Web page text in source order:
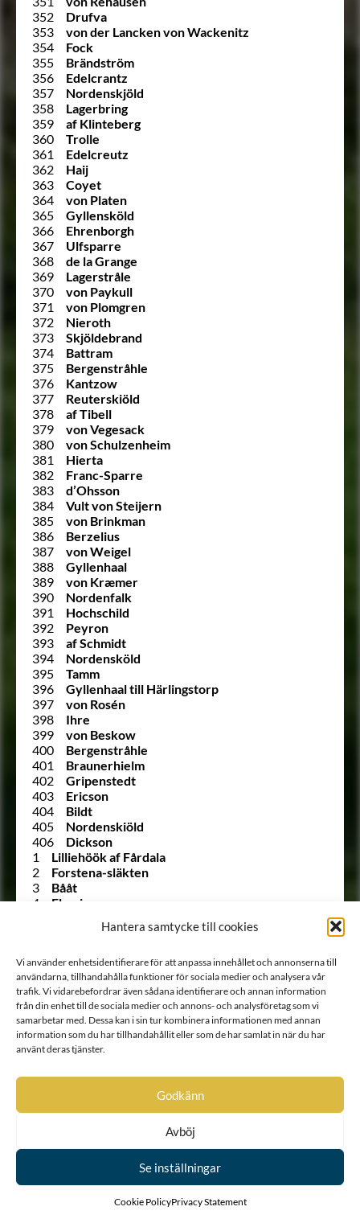
Hantera samtycke till cookies
Vi använder enhetsidentifierare för att anpassa innehållet och annonserna till
användarna, tillhandahålla funktioner för sociala medier och analysera vår
trafik. Vi vidarebefordrar även sådana identifierare och annan information
från din enhet till de sociala medier och annons- och analysföretag som vi
samarbetar med. Dessa kan i sin tur kombinera informationen med annan
information som du har tillhandahållit eller som de har samlat in när du har
använt deras tjänster.
Godkänn
Avböj
Se inställningar
Cookie PolicyPrivacy Statement
352
Drufva
353
von der Lancken von Wackenitz
354
Fock
355
Brändström
356
Edelcrantz
357
Nordenskjöld
358
Lagerbring
359
af Klinteberg
360
Trolle
361
Edelcreutz
362
Haij
363
Coyet
364
von Platen
365
Gyllensköld
366
Ehrenborgh
367
Ulfsparre
368
de la Grange
369
Lagerstråle
370
von Paykull
371
von Plomgren
372
Nieroth
373
Skjöldebrand
374
Battram
375
Bergenstråhle
376
Kantzow
377
Reuterskiöld
378
af Tibell
379
von Vegesack
380
von Schulzenheim
381
Hierta
382
Franc-Sparre
383
d’Ohsson
384
Vult von Steijern
385
von Brinkman
386
Berzelius
387
von Weigel
388
Gyllenhaal
389
von Kræmer
390
Nordenfalk
391
Hochschild
392
Peyron
393
af Schmidt
394
Nordensköld
395
Tamm
396
Gyllenhaal till Härlingstorp
397
von Rosén
398
Ihre
399
von Beskow
400
Bergenstråhle
401
Braunerhielm
402
Gripenstedt
403
Ericson
404
Bildt
405
Nordenskiöld
406
Dickson
1
Lilliehöök af Fårdala
2
Forstena-släkten
3
Bååt
4
Fleming
Lillie af Greger Matssons ätt
8
Bielke af Åkerö
9
Ulfsparre af Broxvik
10
Soop
11
Bonde
12
Horn af Kanckas
13
Natt och Dag
14
Posse
Hård af Segerstad
18
Falkenberg af Trystorp
20
Holck
Krabbe af Krageholm